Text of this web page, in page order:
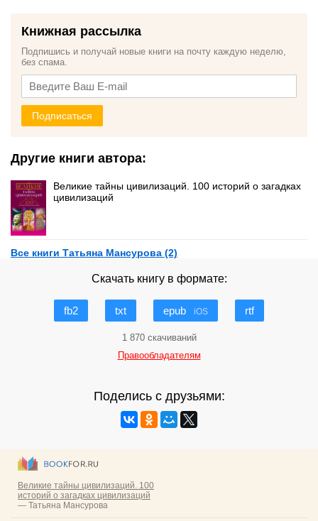
Книжная рассылка
Подпишись и получай новые книги на почту каждую неделю,
без спама.
Подписаться
Другие книги автора:
Великие тайны цивилизаций. 100 историй о загадках
цивилизаций
Все книги Татьяна Мансурова (2)
Скачать книгу в формате:
fb2 txt epub iOS rtf
1 870 скачиваний
Правообладателям
Поделись с друзьями: